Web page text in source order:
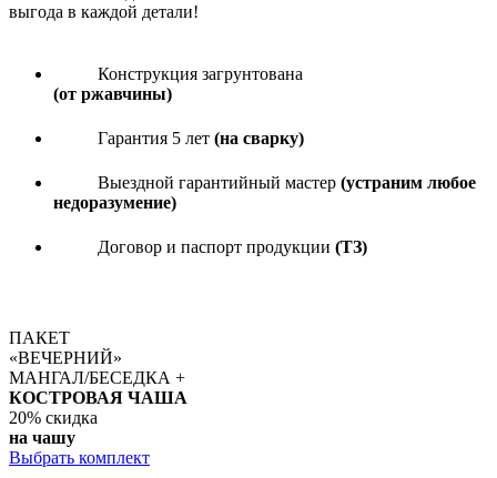
выгода в каждой детали!
Конструкция загрунтована
(от ржавчины)
Гарантия 5 лет (на сварку)
Выездной гарантийный мастер (устраним любое
недоразумение)
Договор и паспорт продукции (ТЗ)
ПАКЕТ
«ВЕЧЕРНИЙ»
МАНГАЛ/БЕСЕДКА +
КОСТРОВАЯ ЧАША
20% скидка
на чашу
Выбрать комплект